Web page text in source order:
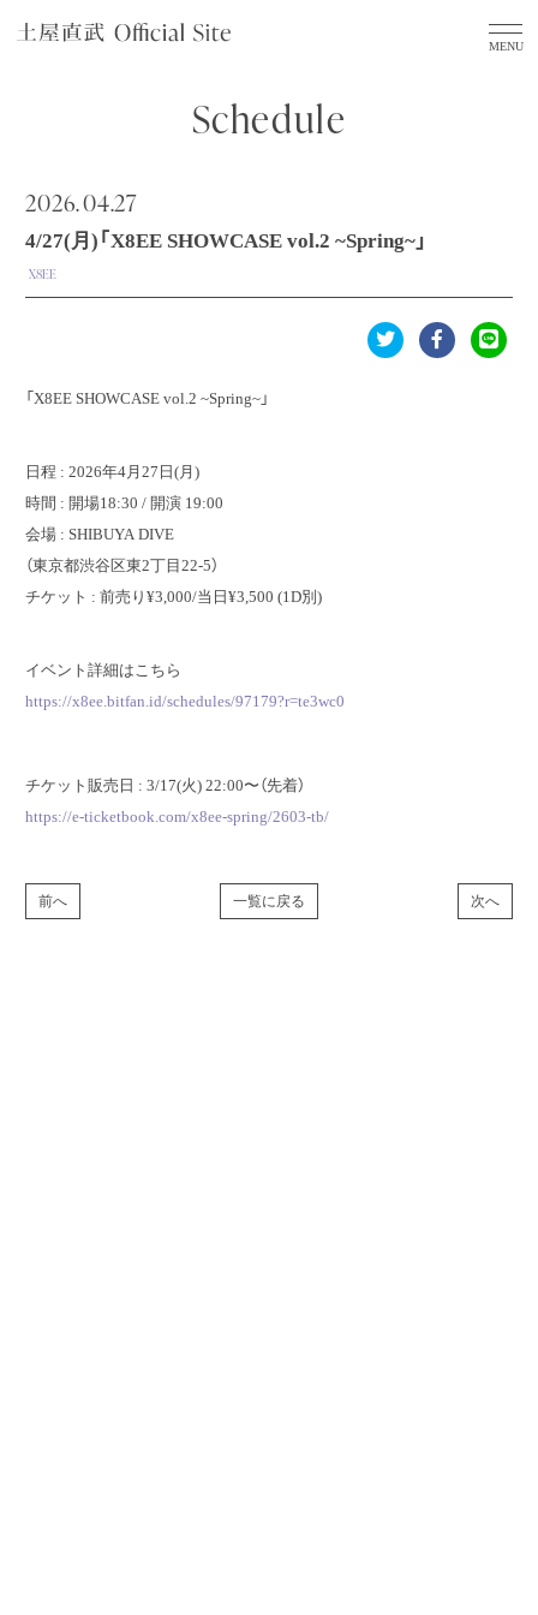
Schedule
2026.04.27
4/27(月)「X8EE SHOWCASE vol.2 ~Spring~」
X8EE
「X8EE SHOWCASE vol.2 ~Spring~」
日程 : 2026年4月27日(月)
時間 : 開場18:30 / 開演 19:00
会場 : SHIBUYA DIVE
（東京都渋谷区東2丁目22-5）
チケット : 前売り¥3,000/当日¥3,500 (1D別)
イベント詳細はこちら
https://x8ee.bitfan.id/schedules/97179?r=te3wc0
チケット販売日 : 3/17(火) 22:00〜（先着）
https://e-ticketbook.com/x8ee-spring/2603-tb/
前へ 一覧に戻る 次へ